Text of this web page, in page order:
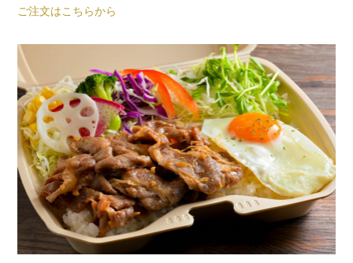
ご注文はこちらから